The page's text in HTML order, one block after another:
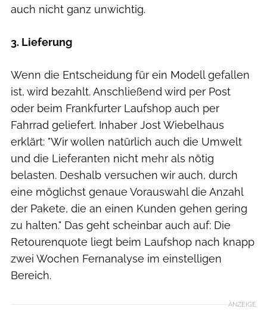
auch nicht ganz unwichtig.
3. Lieferung
Wenn die Entscheidung für ein Modell gefallen
ist, wird bezahlt. Anschließend wird per Post
oder beim Frankfurter Laufshop auch per
Fahrrad geliefert. Inhaber Jost Wiebelhaus
erklärt: "Wir wollen natürlich auch die Umwelt
und die Lieferanten nicht mehr als nötig
belasten. Deshalb versuchen wir auch, durch
eine möglichst genaue Vorauswahl die Anzahl
der Pakete, die an einen Kunden gehen gering
zu halten." Das geht scheinbar auch auf: Die
Retourenquote liegt beim Laufshop nach knapp
zwei Wochen Fernanalyse im einstelligen
Bereich.
ANZEIGE